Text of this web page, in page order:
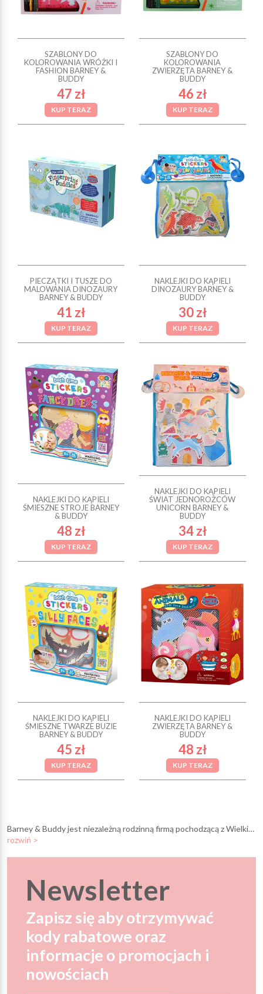
SZABLONY DO
KOLOROWANIA WRÓŻKI I
FASHION BARNEY &
BUDDY
47 zł
KUP TERAZ
SZABLONY DO
KOLOROWANIA
ZWIERZĘTA BARNEY &
BUDDY
46 zł
KUP TERAZ
PIECZĄTKI I TUSZE DO
MALOWANIA DINOZAURY
BARNEY & BUDDY
41 zł
KUP TERAZ
NAKLEJKI DO KĄPIELI
DINOZAURY BARNEY &
BUDDY
30 zł
KUP TERAZ
NAKLEJKI DO KĄPIELI
ŚMIESZNE STROJE BARNEY
& BUDDY
48 zł
KUP TERAZ
NAKLEJKI DO KĄPIELI
ŚWIAT JEDNOROŻCÓW
UNICORN BARNEY &
BUDDY
34 zł
KUP TERAZ
NAKLEJKI DO KĄPIELI
ŚMIESZNE TWARZE BUZIE
BARNEY & BUDDY
45 zł
KUP TERAZ
NAKLEJKI DO KĄPIELI
ZWIERZĘTA BARNEY &
BUDDY
48 zł
KUP TERAZ
Barney & Buddy jest niezależną rodzinną firmą pochodzącą z Wielkiej Brytanii. Pasja do zabawek i wspólnej zabawy stała się motorem do tworzenia kreatywnych zabawek dla dzieci z całego świata. Pomagają w tym dzieci założycieli - oboje w wieku poniżej 4 lat (Barney i Buddy), którzy jako pierwsi testują zabawki marki.
rozwiń >
Newsletter
Zapisz się aby otrzymywać
kody rabatowe oraz
informacje o promocjach i
nowościach